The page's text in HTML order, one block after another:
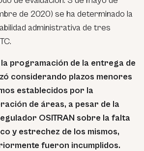
de 2020) se ha determinado la
administrativa de tres
programación de la entrega de
considerando plazos menores
establecidos por la
de áreas, a pesar de la
OSITRAN sobre la falta
y estrechez de los mismos,
fueron incumplidos.